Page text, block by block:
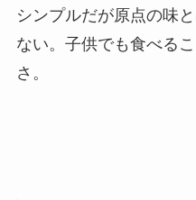
シンプルだが原点の味
ない。子供でも食べる
さ。